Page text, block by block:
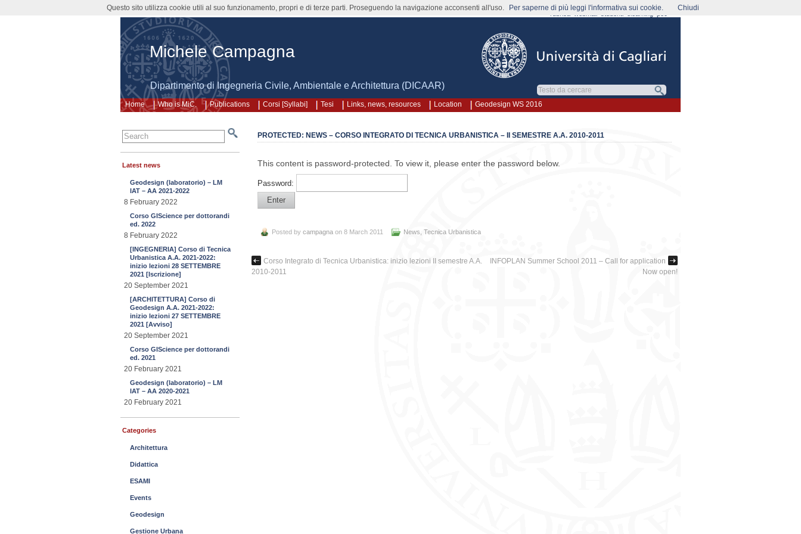
Michele Campagna
Dipartimento di Ingegneria Civile, Ambientale e Architettura (DICAAR)
Home
rubrica webmail
Who is MiC. Publications Corsi [Syllabi] Tesi Links, news, resources Location Geodesign WS 2016
PROTECTED: NEWS – CORSO INTEGRATO DI TECNICA URBANISTICA – II SEMESTRE A.A. 2010-2011
This content is password-protected. To view it, please enter the password below.
Password:
Posted by campagna on 8 March 2011 News Tecnica Urbanistica
Corso Integrato di Tecnica Urbanistica: inizio lezioni II semestre A.A.
2010-2011
INFOPLAN Summer School 2011 – Call for application
Now open!
Latest news
Geodesign (laboratorio) – LM
IAT – AA 2021-2022
8 February 2022
Corso GIScience per dottorandi
ed. 2022
8 February 2022
[INGEGNERIA] Corso di Tecnica
Urbanistica A.A. 2021-2022:
inizio lezioni 28 SETTEMBRE
2021 [Iscrizione]
20 September 2021
[ARCHITETTURA] Corso di
Geodesign A.A. 2021-2022:
inizio lezioni 27 SETTEMBRE
2021 [Avviso]
20 September 2021
Corso GIScience per dottorandi
ed. 2021
20 February 2021
Geodesign (laboratorio) – LM
IAT – AA 2020-2021
20 February 2021
Categories
Architettura
Didattica
ESAMI
Events
Geodesign
Gestione Urbana
Questo sito utilizza cookie utili al suo funzionamento, propri e di terze parti. Proseguendo la navigazione acconsenti all'uso. Per saperne di più leggi l'informativa sui cookie. Chiudi